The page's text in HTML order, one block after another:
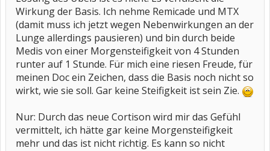
Wirkung der Basis. Ich nehme Remicade und MTX
(damit muss ich jetzt wegen Nebenwirkungen an der
Lunge allerdings pausieren) und bin durch beide
Medis von einer Morgensteifigkeit von 4 Stunden
runter auf 1 Stunde. Für mich eine riesen Freude, für
meinen Doc ein Zeichen, dass die Basis noch nicht so
wirkt, wie sie soll. Gar keine Steifigkeit ist sein Zie.
Nur: Durch das neue Cortison wird mir das Gefühl
vermittelt, ich hätte gar keine Morgensteifigkeit
mehr und das ist nicht richtig. Es kann so nicht